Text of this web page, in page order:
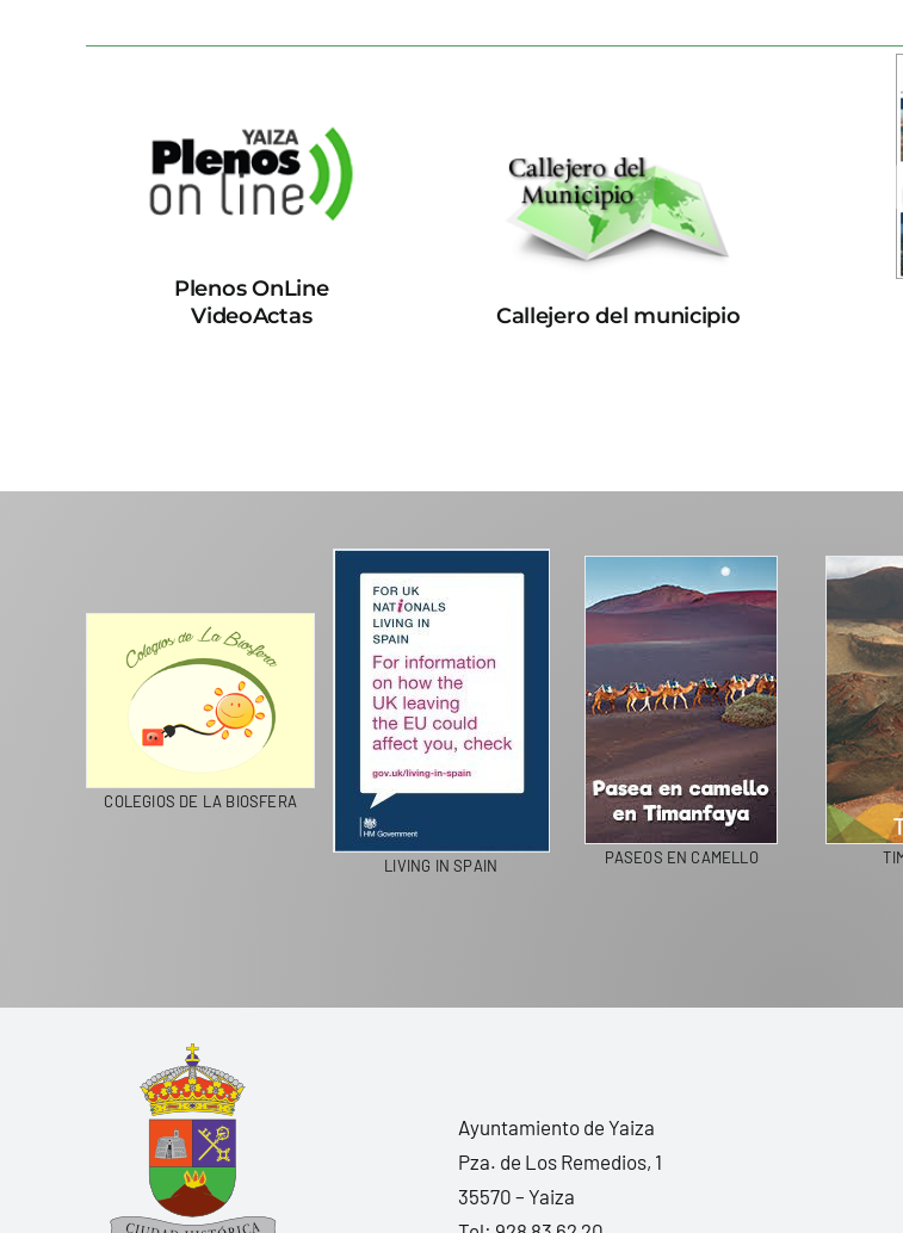
Plenos OnLine
VideoActas
Callejero del municipio
LANZAROTE RECICLA
COLEGIOS DE LA BIOSFERA
LIVING IN SPAIN PASEOS EN CAMELLO
Ayuntamiento de Yaiza
Pza. de Los Remedios, 1
35570 – Yaiza